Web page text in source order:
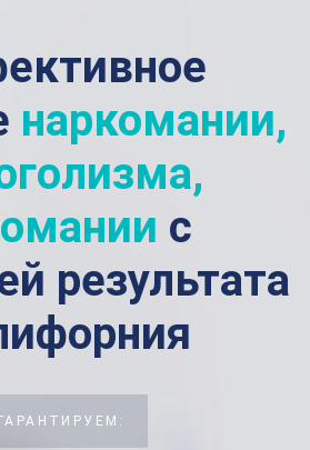
наркомании,
с
результата
ГАРАНТИРУЕМ: